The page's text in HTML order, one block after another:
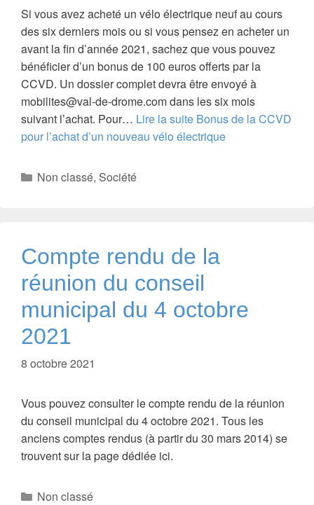
Si vous avez acheté un vélo électrique neuf au cours
des six derniers mois ou si vous pensez en acheter un
avant la fin d’année 2021, sachez que vous pouvez
bénéficier d’un bonus de 100 euros offerts par la
CCVD. Un dossier complet devra être envoyé à
mobilites@val-de-drome.com dans les six mois
suivant l’achat. Pour… Lire la suite Bonus de la CCVD
pour l’achat d’un nouveau vélo électrique
Catégories
Non classé, Société
Compte rendu de la
réunion du conseil
municipal du 4 octobre
2021
8 octobre 2021
Vous pouvez consulter le compte rendu de la réunion
du conseil municipal du 4 octobre 2021. Tous les
anciens comptes rendus (à partir du 30 mars 2014) se
trouvent sur la page dédiée ici.
Catégories
Non classé